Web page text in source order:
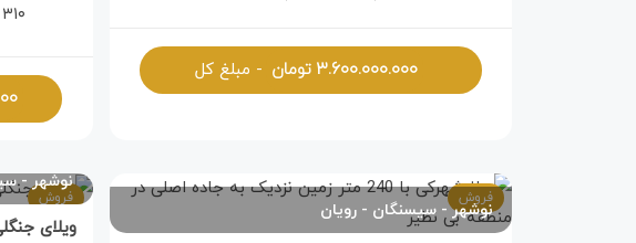
۳.۶۰۰.۰۰۰.۰۰۰ تومان - مبلغ کل
۳۱۰ متـر
فروش
نوشهر سیسنگان رویان
فروش
نوشهر
ویلای جنگلی با 185 متر بنای